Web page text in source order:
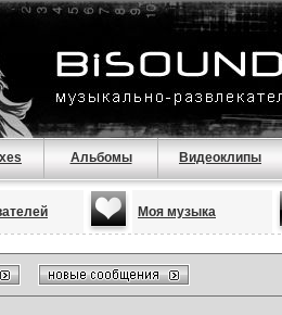
Альбомы Видеоклипы
Моя музыка